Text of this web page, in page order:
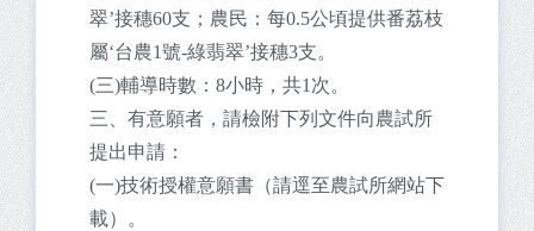
翠’接穗60支；農民：每0.5公頃提供番荔枝
屬‘台農1號-綠翡翠’接穗3支。
(三)輔導時數：8小時，共1次。
三、有意願者，請檢附下列文件向農試所
提出申請：
(一)技術授權意願書（請逕至農試所網站下
載）。